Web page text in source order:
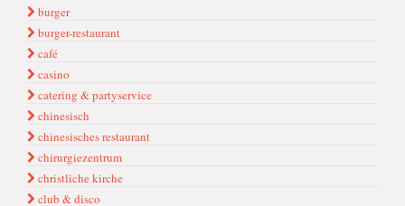
burger
burger-restaurant
café
casino
catering & partyservice
chinesisch
chinesisches restaurant
chirurgiezentrum
christliche kirche
club & disco